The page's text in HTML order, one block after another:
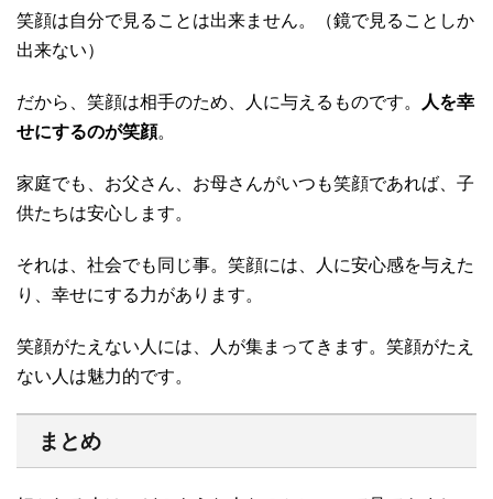
笑顔は自分で見ることは出来ません。（鏡で見ることしか
出来ない）
だから、笑顔は相手のため、人に与えるものです。
人を幸
せにするのが笑顔。
家庭でも、お父さん、お母さんがいつも笑顔であれば、子
供たちは安心します。
それは、社会でも同じ事。笑顔には、人に安心感を与えた
り、幸せにする力があります。
笑顔がたえない人には、人が集まってきます。笑顔がたえ
ない人は魅力的です。
まとめ